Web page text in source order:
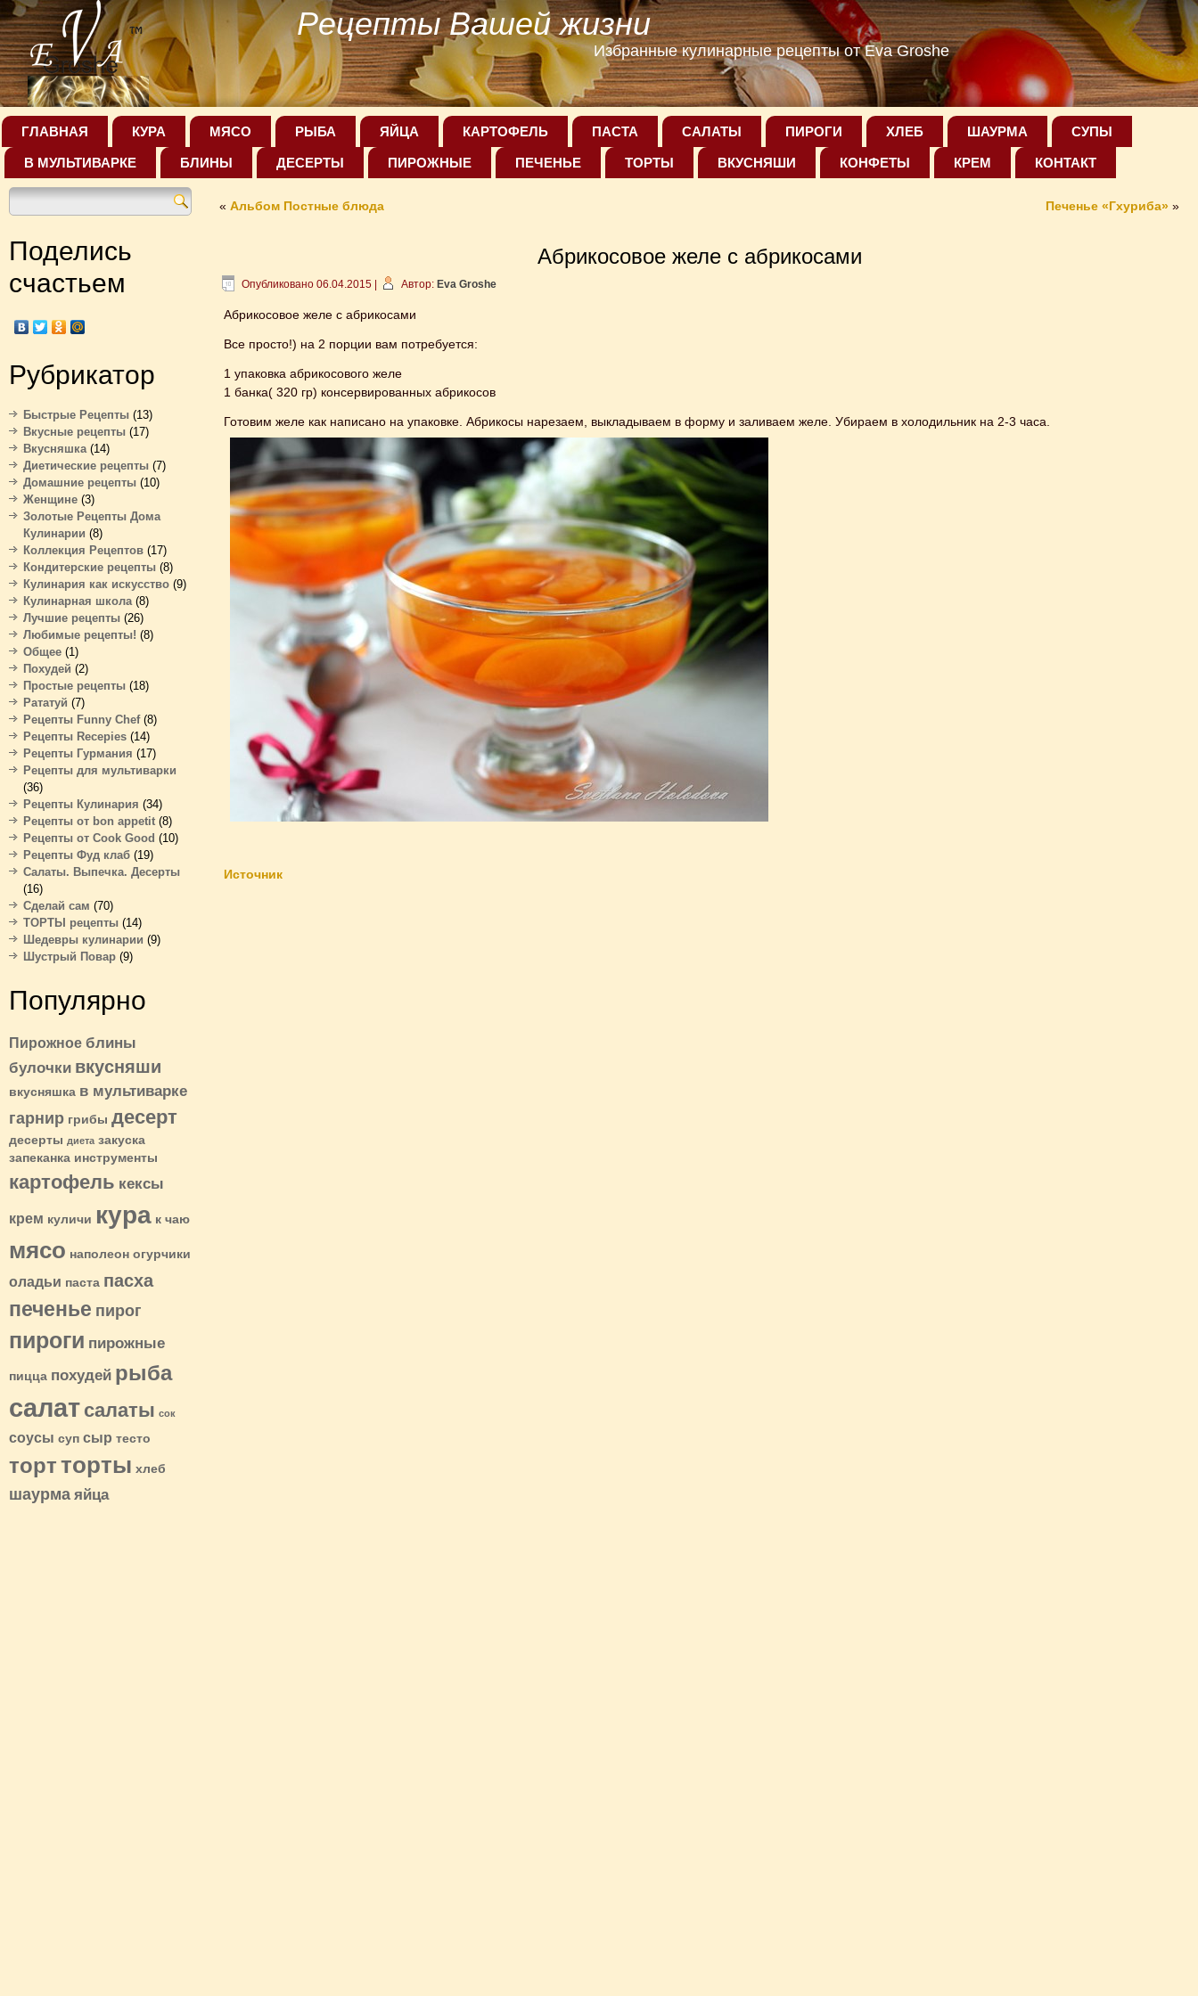
Рецепты Вашей жизни
Избранные кулинарные рецепты от Eva Groshe
ГЛАВНАЯ КУРА МЯСО РЫБА ЯЙЦА КАРТОФЕЛЬ ПАСТА САЛАТЫ ПИРОГИ ХЛЕБ ШАУРМА СУПЫ
В МУЛЬТИВАРКЕ БЛИНЫ ДЕСЕРТЫ ПИРОЖНЫЕ ПЕЧЕНЬЕ ТОРТЫ ВКУСНЯШИ КОНФЕТЫ КРЕМ КОНТАКТ
Поделись
счастьем
Рубрикатор
Быстрые Рецепты (13)
Вкусные рецепты (17)
Вкусняшка(14)
Диетические рецепты (7)
Домашние рецепты (10)
Женщине (3)
Золотые Рецепты Дома
Кулинарии (8)
Коллекция Рецептов (17)
Кондитерские рецепты (8)
Кулинария как искусство (9)
Кулинарная школа(8)
Лучшие рецепты (26)
Любимые рецепты! (8)
Общее (1)
Похудей (2)
Простые рецепты (18)
Рататуй (7)
Рецепты Funny Chef(8)
Рецепты Recepies (14)
Рецепты Гурмания (17)
Рецепты для мультиварки
(36)
Рецепты Кулинария (34)
Рецепты от bon appetit (8)
Рецепты от Cook Good (10)
Рецепты Фуд клаб (19)
Салаты. Выпечка. Десерты
(16)
Сделай сам (70)
ТОРТЫ рецепты (14)
Шедевры кулинарии (9)
Шустрый Повар (9)
Популярно
Пирожное блины
булочки вкусняши
вкусняшка в мультиварке
гарнир грибы десерт
десерты диета закуска
запеканка инструменты
картофель кексы
крем куличи кура к чаю
мясо наполеон огурчики
оладьи паста пасха
печенье пирог
пироги пирожные
пицца похудей рыба
салат салаты сок
соусы суп сыр тесто
тортторты хлеб
шаурма яйца
« Альбом Постные блюда Печенье «Гхуриба» »
Абрикосовое желе с абрикосами
Опубликовано 06.04.2015 Автор: Eva Groshe
Абрикосовое желе с абрикосами
Все просто!) на 2 порции вам потребуется:
1 упаковка абрикосового желе
1 банка( 320 гр) консервированных абрикосов
Готовим желе как написано на упаковке. Абрикосы нарезаем, выкладываем в форму и заливаем желе. Убираем в холодильник на 2-3 часа.
Источник